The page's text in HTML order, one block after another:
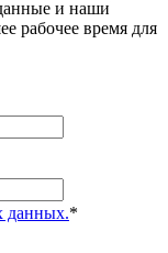
и наши
рабочее время для
данных.*